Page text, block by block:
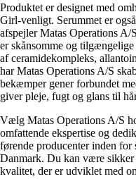
Produktet er designet med
Girl-venligt. Serummet er
afspejler Matas Operations A/
er skånsomme og
af ceramidekompleks,
har Matas Operations A/S
bekæmper gener forbundet
giver pleje, fugt og glans til
Vælg Matas Operations A/S
omfattende ekspertise og
førende producenter inden for
Danmark. Du kan være
kvalitet, der er udviklet med